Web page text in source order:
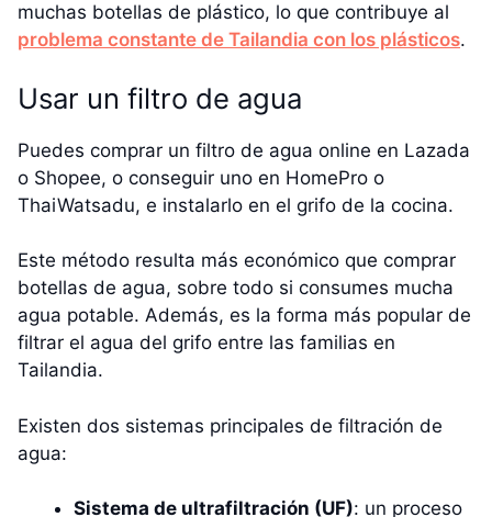
muchas botellas de plástico, lo que contribuye al
problema constante de Tailandia con los plásticos.
Usar un filtro de agua
Puedes comprar un filtro de agua online en Lazada
o Shopee, o conseguir uno en HomePro o
ThaiWatsadu, e instalarlo en el grifo de la cocina.
Este método resulta más económico que comprar
botellas de agua, sobre todo si consumes mucha
agua potable. Además, es la forma más popular de
filtrar el agua del grifo entre las familias en
Tailandia.
Existen dos sistemas principales de filtración de
agua:
Sistema de ultrafiltración (UF): un proceso